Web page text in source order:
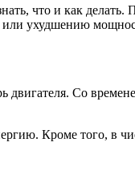
что и как
ухудшению
Со
Кроме того, в